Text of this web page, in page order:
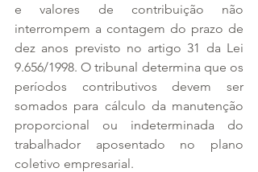
e valores de contribuição não
interrompem a contagem do prazo de
dez anos previsto no artigo 31 da Lei
9.656/1998. O tribunal determina que os
períodos contributivos devem ser
somados para cálculo da manutenção
proporcional ou indeterminada do
trabalhador aposentado no plano
coletivo empresarial.